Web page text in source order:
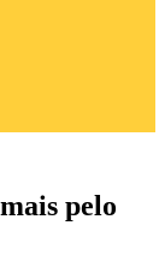
pelo